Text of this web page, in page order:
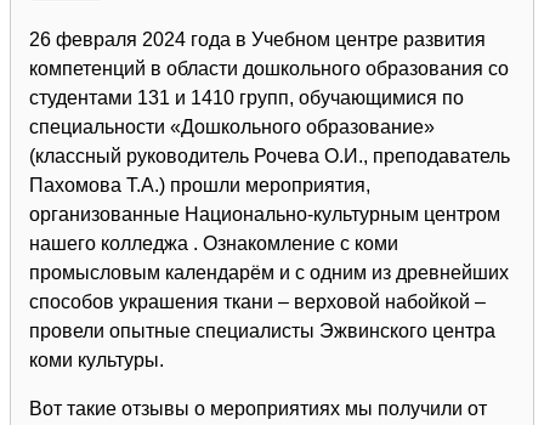
26 февраля 2024 года в Учебном центре развития
компетенций в области дошкольного образования со
студентами 131 и 1410 групп, обучающимися по
специальности «Дошкольного образование»
(классный руководитель Рочева О.И., преподаватель
Пахомова Т.А.) прошли мероприятия,
организованные Национально-культурным центром
нашего колледжа . Ознакомление с коми
промысловым календарём и с одним из древнейших
способов украшения ткани – верховой набойкой –
провели опытные специалисты Эжвинского центра
коми культуры.
Вот такие отзывы о мероприятиях мы получили от